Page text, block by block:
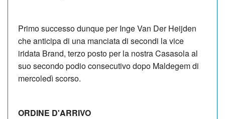
Primo successo dunque per Inge Van Der Heijden
che anticipa di una manciata di secondi la vice
iridata Brand, terzo posto per la nostra Casasola al
suo secondo podio consecutivo dopo Maldegem di
mercoledì scorso.
ORDINE D'ARRIVO